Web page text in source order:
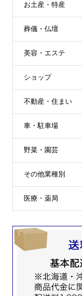
お土産・特産
葬儀・仏壇
美容・エステ
ショップ
不動産・住まい
車・駐車場
野菜・園芸
その他業種別
医療・薬局